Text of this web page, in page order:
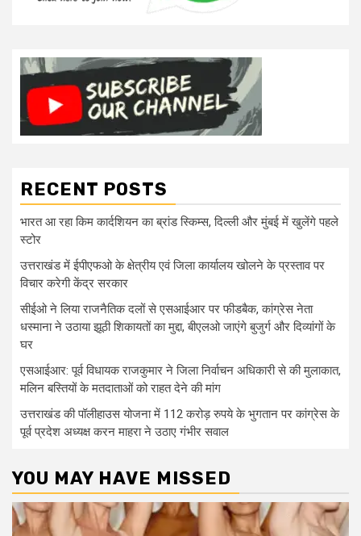
RECENT POSTS
भारत आ रहा किम कार्दशियन का ब्रांड स्किम्स, दिल्ली और मुंबई में खुलेंगे पहले
स्टोर
उत्तराखंड में ईपीएफओ के क्षेत्रीय एवं जिला कार्यालय खोलने के प्रस्ताव पर
विचार करेगी केंद्र सरकार
सीईओ ने लिया राजनैतिक दलों से एसआईआर पर फीडबैक, कांग्रेस नेता
धस्माना ने उठाया झूठी शिकायतों का मुद्दा, बीएलओ जाएंगे बुजुर्ग और दिव्यांगों के
घर
एसआईआर: पूर्व विधायक राजकुमार ने जिला निर्वाचन अधिकारी से की मुलाकात,
मलिन बस्तियों के मतदाताओं को राहत देने की मांग
उत्तराखंड की पॉलीहाउस योजना में 112 करोड़ रुपये के भुगतान पर कांग्रेस के
पूर्व प्रदेश अध्यक्ष करन माहरा ने उठाए गंभीर सवाल
YOU MAY HAVE MISSED